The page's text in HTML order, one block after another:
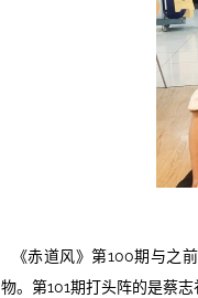
《赤道风》第100期与之
物。第101期打头阵的是蔡